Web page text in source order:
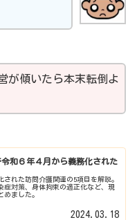
が傾いたら本末転倒よ
和６年４月から義務化された
された訪問介護関連の5項目を解説。
症対策、身体拘束の適正化など、現
めました。
2024.03.18